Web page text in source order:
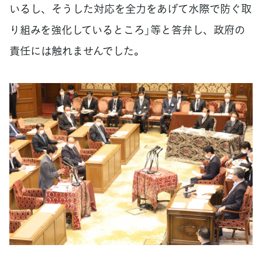
いるし、そうした対応を全力をあげて水際で防ぐ取
り組みを強化しているところ」等と答弁し、政府の
責任には触れませんでした。